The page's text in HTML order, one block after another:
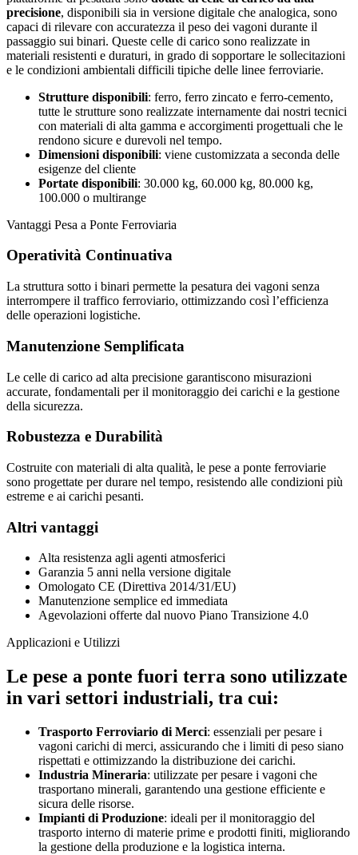
precisione, disponibili sia in versione digitale che analogica, sono
capaci di rilevare con accuratezza il peso dei vagoni durante il
passaggio sui binari. Queste celle di carico sono realizzate in
materiali resistenti e duraturi, in grado di sopportare le sollecitazioni
e le condizioni ambientali difficili tipiche delle linee ferroviarie​​​​.
Strutture disponibili: ferro, ferro zincato e ferro-cemento,
tutte le strutture sono realizzate internamente dai nostri tecnici
con materiali di alta gamma e accorgimenti progettuali che le
rendono sicure e durevoli nel tempo.
Dimensioni disponibili: viene customizzata a seconda delle
esigenze del cliente
Portate disponibili: 30.000 kg, 60.000 kg, 80.000 kg,
100.000 o multirange
Vantaggi Pesa a Ponte Ferroviaria
Operatività Continuativa
La struttura sotto i binari permette la pesatura dei vagoni senza
interrompere il traffico ferroviario, ottimizzando così l’efficienza
delle operazioni logistiche.
Manutenzione Semplificata
Le celle di carico ad alta precisione garantiscono misurazioni
accurate, fondamentali per il monitoraggio dei carichi e la gestione
della sicurezza.
Robustezza e Durabilità
Costruite con materiali di alta qualità, le pese a ponte ferroviarie
sono progettate per durare nel tempo, resistendo alle condizioni più
estreme e ai carichi pesanti​​​​.
Altri vantaggi
Alta resistenza agli agenti atmosferici
Garanzia 5 anni nella versione digitale
Omologato CE (Direttiva 2014/31/EU)
Manutenzione semplice ed immediata
Agevolazioni offerte dal nuovo Piano Transizione 4.0
Applicazioni e Utilizzi
Le pese a ponte fuori terra sono utilizzate
in vari settori industriali, tra cui:
Trasporto Ferroviario di Merci: essenziali per pesare i
vagoni carichi di merci, assicurando che i limiti di peso siano
rispettati e ottimizzando la distribuzione dei carichi.
Industria Mineraria: utilizzate per pesare i vagoni che
trasportano minerali, garantendo una gestione efficiente e
sicura delle risorse.
Impianti di Produzione: ideali per il monitoraggio del
trasporto interno di materie prime e prodotti finiti, migliorando
la gestione della produzione e la logistica interna​​​​.